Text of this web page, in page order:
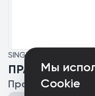
Мы
Cookie
SINGLE
ПРАВЫЙ БЕРЕГ
Правый берег